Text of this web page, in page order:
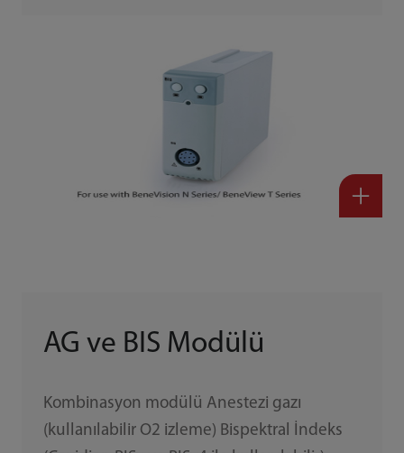
AG ve BIS Modülü
Kombinasyon modülü Anestezi gazı
(kullanılabilir O2 izleme) Bispektral İndeks